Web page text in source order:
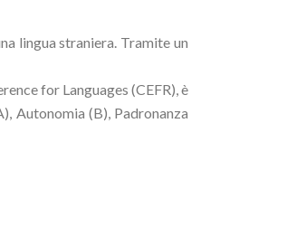
lingua straniera. Tramite un
for Languages (CEFR), è
Autonomia (B), Padronanza